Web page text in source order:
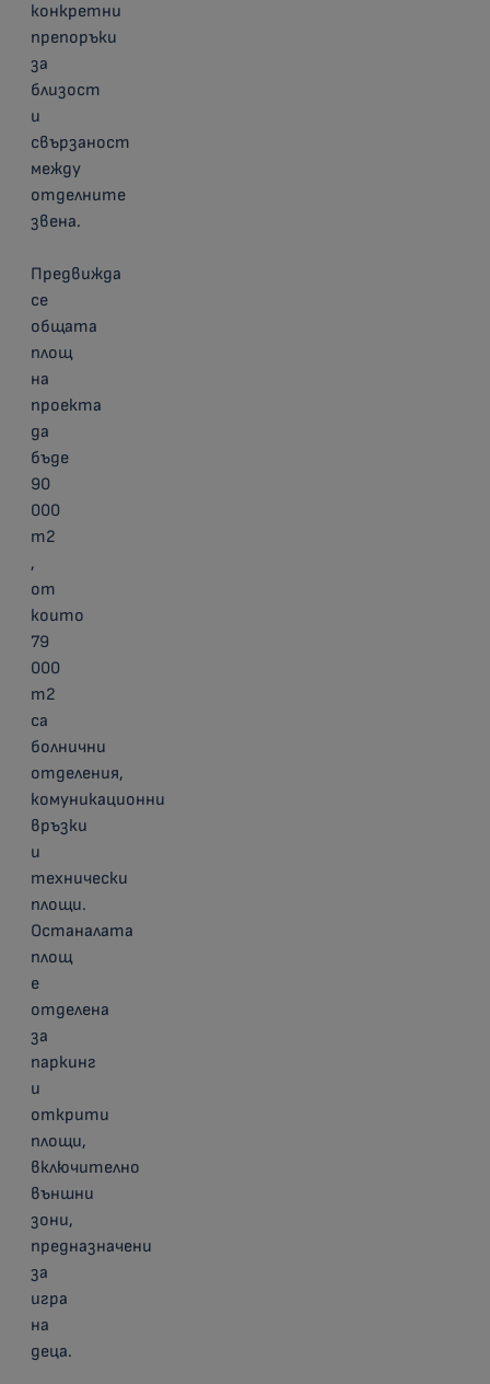
конкретни
препоръки
за
близост
и
свързаност
между
отделните
звена.
Предвижда
се
общата
площ
на
проекта
да
бъде
90
000
m2
,
от
които
79
000
m2
са
болнични
отделения,
комуникационни
връзки
и
технически
площи.
Останалата
площ
е
отделена
за
паркинг
и
открити
площи,
включително
външни
зони,
предназначени
за
игра
на
деца.